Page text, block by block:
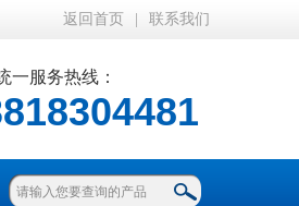
返回首页 联系我们
一服务热线：